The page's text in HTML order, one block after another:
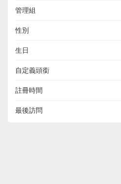
管理組
性別
生日
自定義頭銜
註冊時間
最後訪問